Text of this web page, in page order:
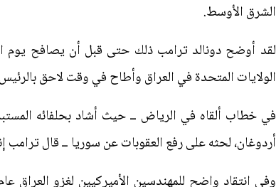
الشرق الأوسط.
لقد أوضح دونالد ترامب ذلك حتى قبل أن يصافح
الولايات المتحدة في العراق وأطاح في وقت لاحق
في خطاب ألقاه في الرياض ــ حيث أشاد بحلفائه
أردوغان، لحثه على رفع العقوبات عن سوريا ــ قال